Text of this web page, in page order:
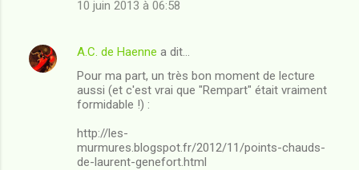
10 juin 2013 à 06:58
A.C. de Haenne a dit…
Pour ma part, un très bon moment de lecture
aussi (et c'est vrai que "Rempart" était vraiment
formidable !) :
http://les-
murmures.blogspot.fr/2012/11/points-chauds-
de-laurent-genefort.html